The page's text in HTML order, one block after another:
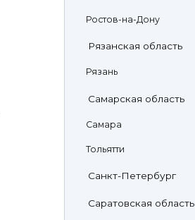
Ростов-на-Дону
Рязанская область
Рязань
Самарская область
Самара
Тольятти
Санкт-Петербург
Саратовская область